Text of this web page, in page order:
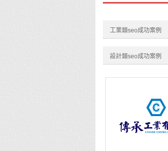
工業類seo成功案例
設計類seo成功案例